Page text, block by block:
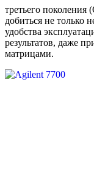
третьего поколения
добиться не только
удобства
результатов, даже
матрицами.